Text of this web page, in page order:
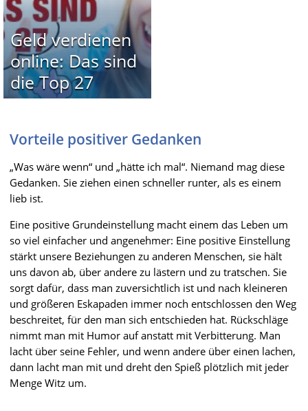
Geld verdienen
online: Das sind
die Top 27
Vorteile positiver Gedanken
„Was wäre wenn“ und „hätte ich mal“. Niemand mag diese
Gedanken. Sie ziehen einen schneller runter, als es einem
lieb ist.
Eine positive Grundeinstellung macht einem das Leben um
so viel einfacher und angenehmer: Eine positive Einstellung
stärkt unsere Beziehungen zu anderen Menschen, sie hält
uns davon ab, über andere zu lästern und zu tratschen. Sie
sorgt dafür, dass man zuversichtlich ist und nach kleineren
und größeren Eskapaden immer noch entschlossen den Weg
beschreitet, für den man sich entschieden hat. Rückschläge
nimmt man mit Humor auf anstatt mit Verbitterung. Man
lacht über seine Fehler, und wenn andere über einen lachen,
dann lacht man mit und dreht den Spieß plötzlich mit jeder
Menge Witz um.